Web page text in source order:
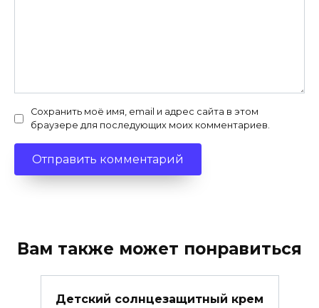
Сохранить моё имя, email и адрес сайта в этом
браузере для последующих моих комментариев.
Вам также может понравиться
Детский солнцезащитный крем